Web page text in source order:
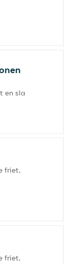
en sla
friet,
friet,